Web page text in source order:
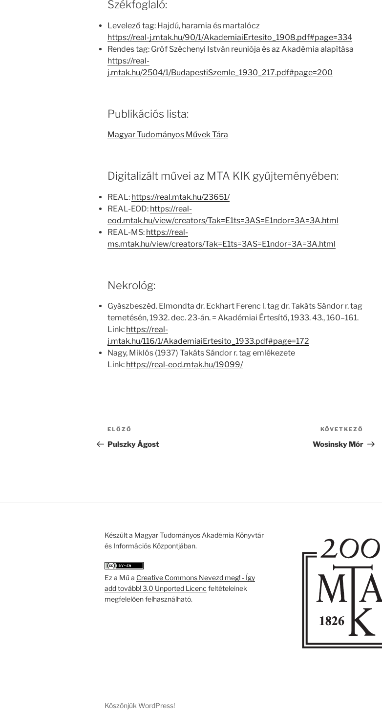
Székfoglaló:
Levelező tag: Hajdú, haramia és martalócz
https://real-j.mtak.hu/90/1/AkademiaiErtesito_1908.pdf#page=334
Rendes tag: Gróf Széchenyi István reuniója és az Akadémia alapítása
https://real-
j.mtak.hu/2504/1/BudapestiSzemle_1930_217.pdf#page=200
Publikációs lista:
Magyar Tudományos Művek Tára
Digitalizált művei az MTA KIK gyűjteményében:
REAL: https://real.mtak.hu/23651/
REAL-EOD: https://real-
eod.mtak.hu/view/creators/Tak=E1ts=3AS=E1ndor=3A=3A.html
REAL-MS: https://real-
ms.mtak.hu/view/creators/Tak=E1ts=3AS=E1ndor=3A=3A.html
Nekrológ:
Gyászbeszéd. Elmondta dr. Eckhart Ferenc l. tag dr. Takáts Sándor r. tag
temetésén, 1932. dec. 23-án. = Akadémiai Értesítő, 1933. 43., 160–161.
Link: https://real-
j.mtak.hu/116/1/AkademiaiErtesito_1933.pdf#page=172
Nagy, Miklós (1937) Takáts Sándor r. tag emlékezete
Link: https://real-eod.mtak.hu/19099/
Bejegyzés
navigáció
Korábbi
bejegyzés
ELŐZŐ
Pulszky Ágost
KÖVETKEZŐ
Wosinsky Mór
Készült a Magyar Tudományos Akadémia Könyvtár
és Információs Központjában.
Ez a Mű a Creative Commons Nevezd meg! - Így
add tovább! 3.0 Unported Licenc feltételeinek
megfelelően felhasználható.
Köszönjük WordPress!